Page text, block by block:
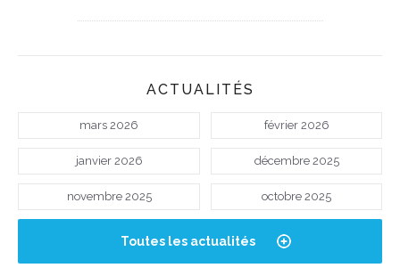
ACTUALITÉS
mars 2026 février 2026
janvier 2026 décembre 2025
novembre 2025 octobre 2025
Toutes les actualités